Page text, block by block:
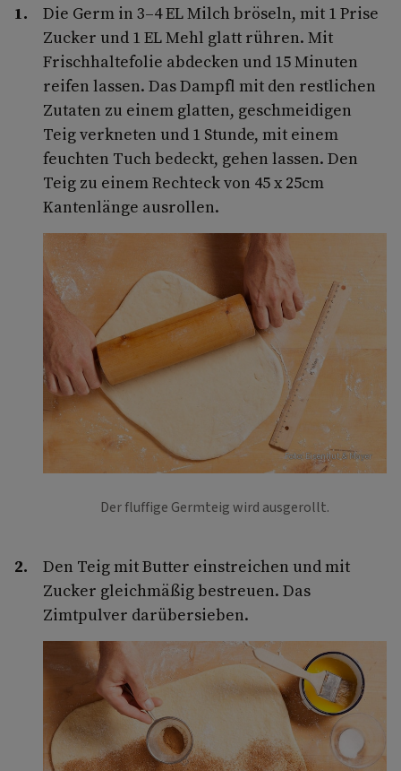
Die Germ in 3–4 EL Milch bröseln, mit 1 Prise
Zucker und 1 EL Mehl glatt rühren. Mit
Frischhaltefolie abdecken und 15 Minuten
reifen lassen. Das Dampfl mit den restlichen
Zutaten zu einem glatten, geschmeidigen
Teig verkneten und 1 Stunde, mit einem
feuchten Tuch bedeckt, gehen lassen. Den
Teig zu einem Rechteck von 45 x 25cm
Kantenlänge ausrollen.
Foto: Eisenhut & Mayer
Der fluffige Germteig wird ausgerollt.
Den Teig mit Butter einstreichen und mit
Zucker gleichmäßig bestreuen. Das
Zimtpulver darübersieben.